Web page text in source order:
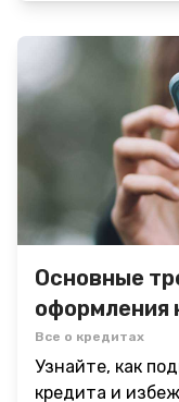
Основные
оформления
Все о кредитах
Узнайте, как
кредита и